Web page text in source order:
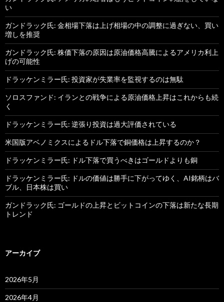
い
ガンドラック氏: 金相場下落は上げ相場の中の調整に過ぎない、買い
増しを推奨
ガンドラック氏: 株価下落の原因は原油価格高騰によるアメリカ利上
げの可能性
ドラッケンミラー氏: 投資家が失業率を監視するのは無駄
ソロスファンド: イランとの戦争による原油価格上昇はこれからも続
く
ドラッケンミラー氏: 逆張り投資は過大評価されている
米国版アベノミクスによるドル下落で銅価格は上昇するのか？
ドラッケンミラー氏: ドル下落で買うべきはゴールドよりも銅
ドラッケンミラー氏: ドルの価値は勝手に下がってゆく、AI銘柄はバ
ブル、日本株は買い
ガンドラック氏: ゴールドの上昇とビットコインの下落は新たな長期
トレンド
アーカイブ
2026年5月
2026年4月